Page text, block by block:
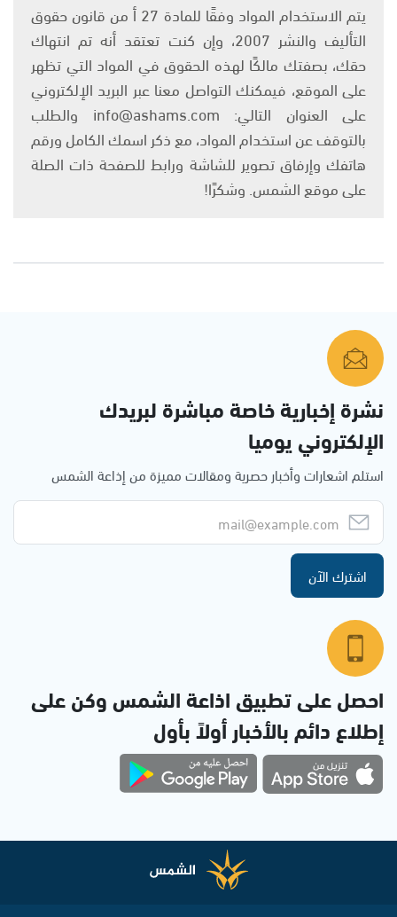
يتم الاستخدام المواد وفقًا للمادة 27 أ من قانون حقوق
التأليف والنشر 2007، وإن كنت تعتقد أنه تم انتهاك
حقك، بصفتك مالكًا لهذه الحقوق في المواد التي تظهر
على الموقع، فيمكنك التواصل معنا عبر البريد الإلكتروني
على العنوان التالي: info@ashams.com والطلب
بالتوقف عن استخدام المواد، مع ذكر اسمك الكامل ورقم
هاتفك وإرفاق تصوير للشاشة ورابط للصفحة ذات الصلة
على موقع الشمس. وشكرًا!
نشرة إخبارية خاصة مباشرة لبريدك
الإلكتروني يوميا
استلم اشعارات وأخبار حصرية ومقالات مميزة من إذاعة الشمس
اشترك الآن
احصل على تطبيق اذاعة الشمس وكن على
إطلاع دائم بالأخبار أولاً بأول